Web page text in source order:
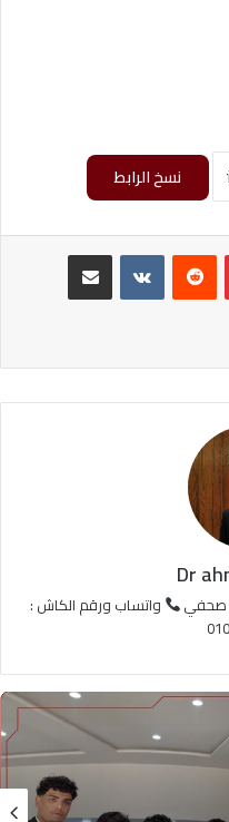
نسخ الرابط
بينتيريست
Dr
صحفي
واتساب ورقم الكاش :